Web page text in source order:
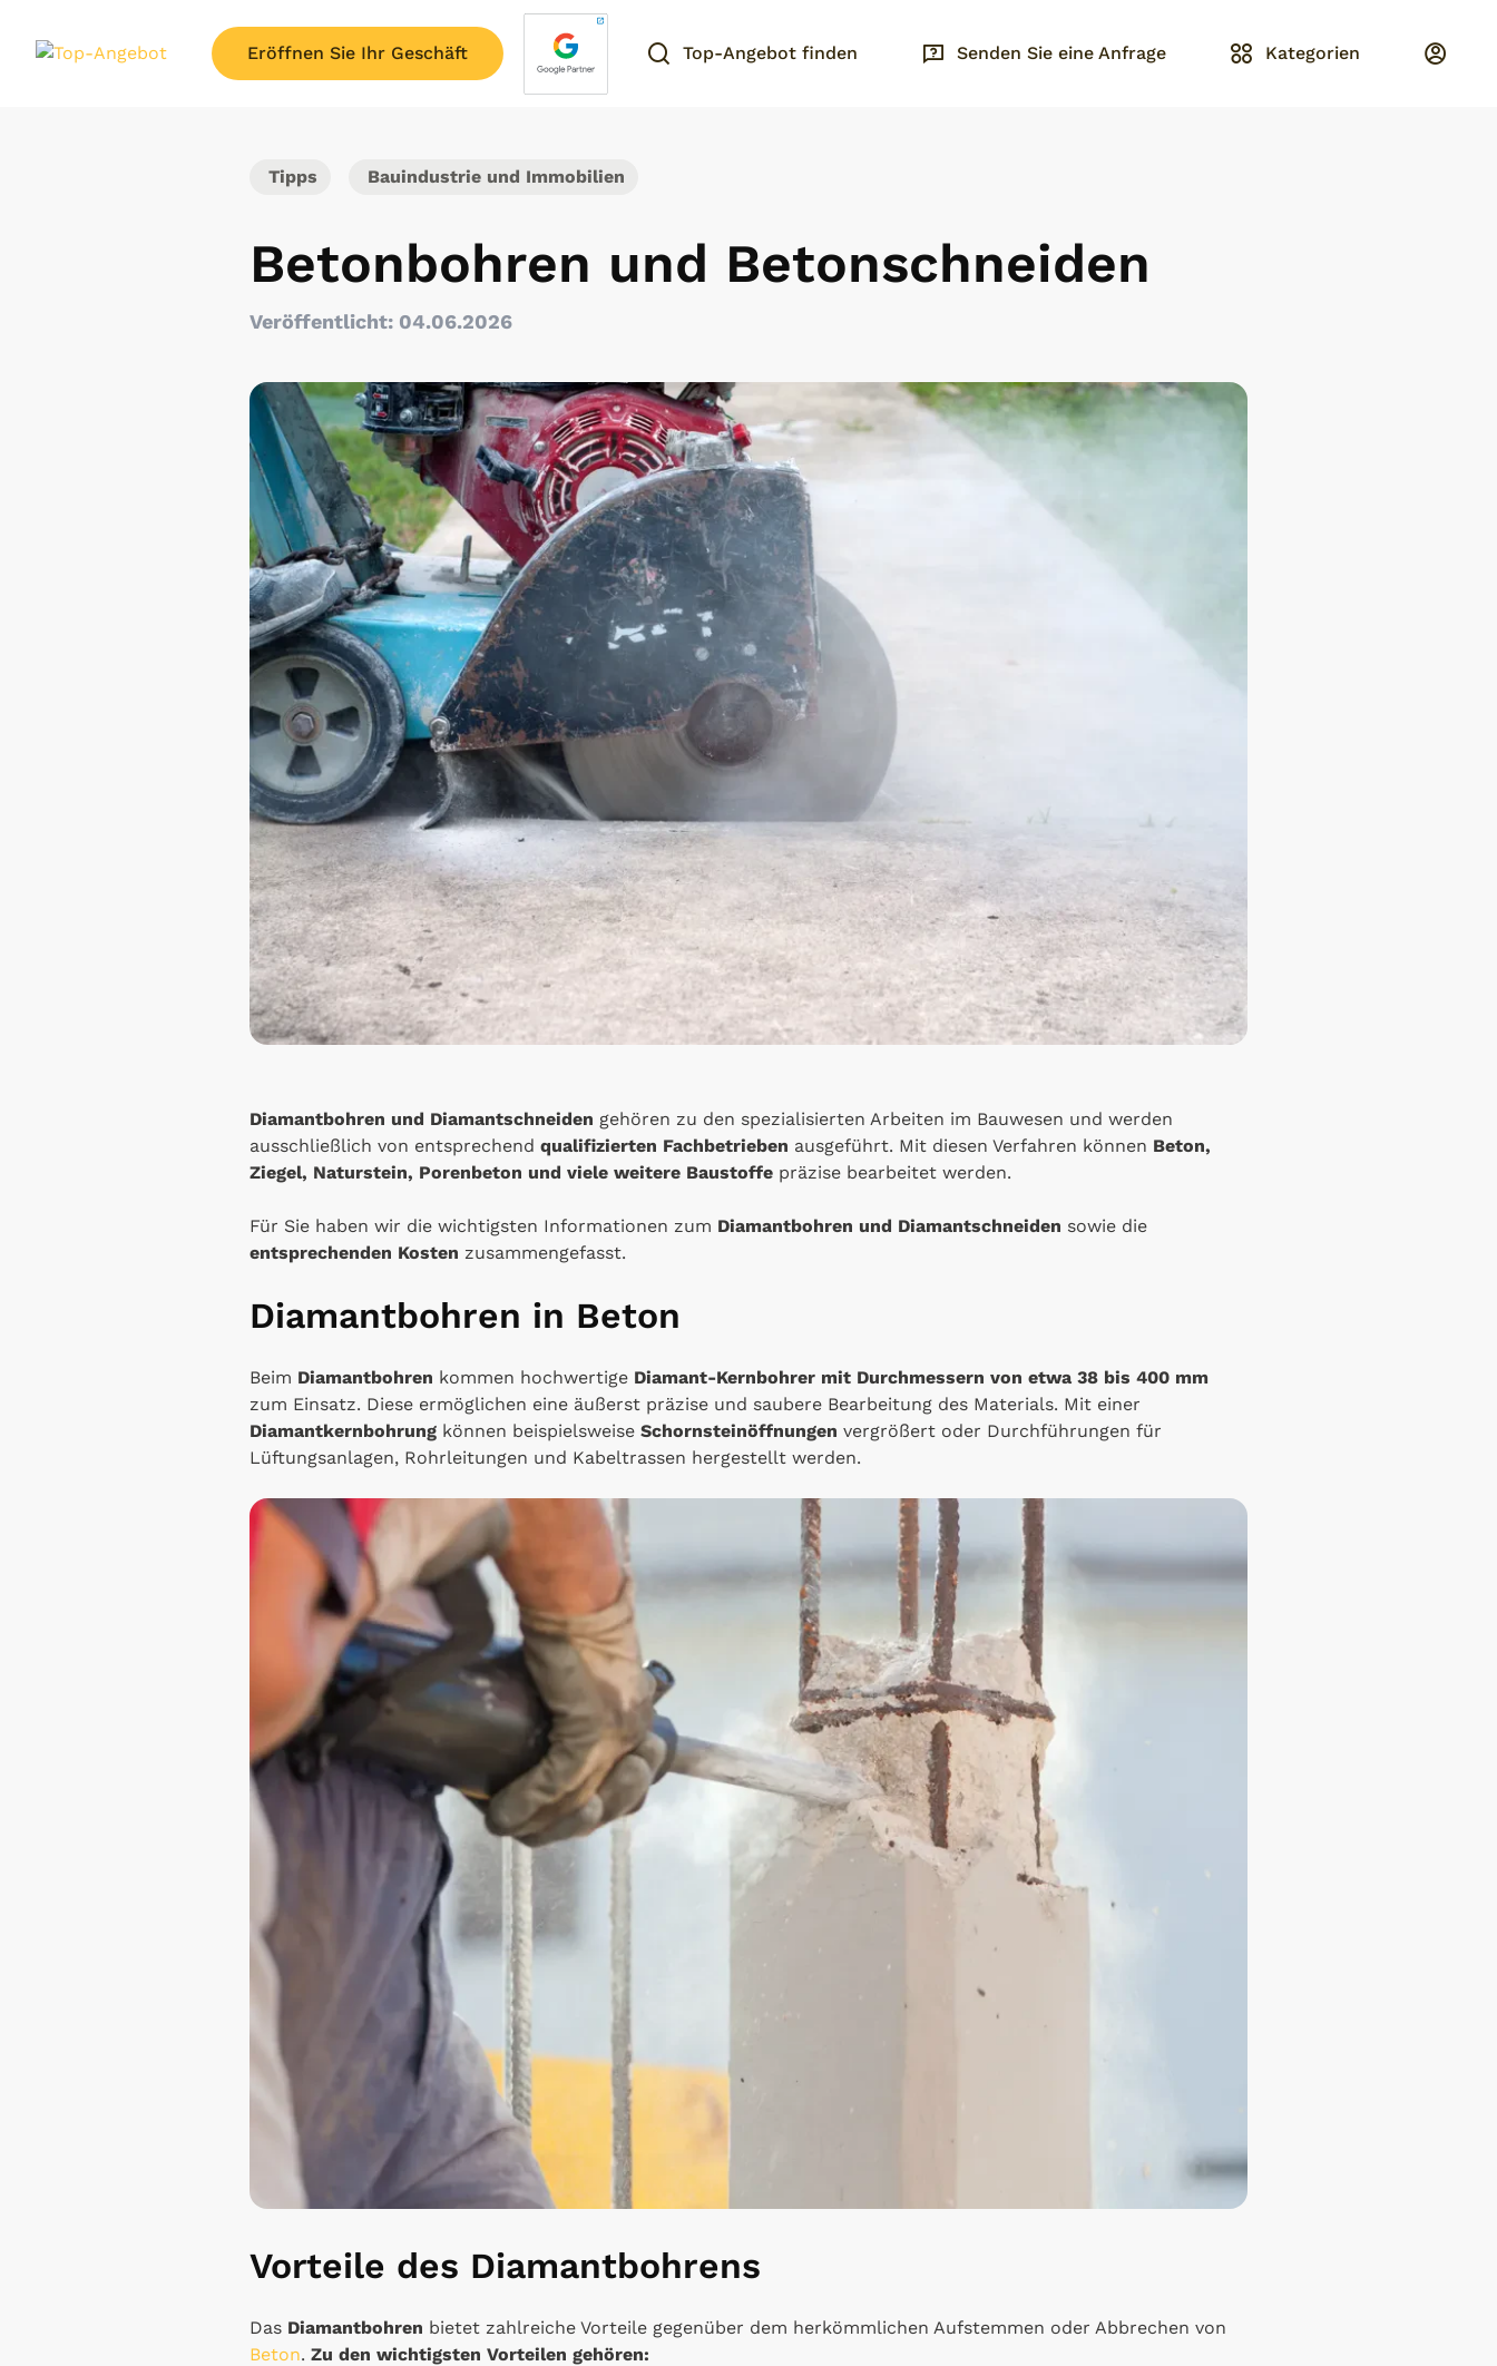
Eröffnen Sie Ihr Geschäft Top-Angebot finden Senden Sie eine Anfrage Kategorien
Tipps Bauindustrie und Immobilien
Betonbohren und Betonschneiden
Veröffentlicht: 04.06.2026
Diamantbohren und Diamantschneiden gehören zu den spezialisierten Arbeiten im Bauwesen und werden
ausschließlich von entsprechend qualifizierten Fachbetrieben ausgeführt. Mit diesen Verfahren können Beton,
Ziegel, Naturstein, Porenbeton und viele weitere Baustoffe präzise bearbeitet werden.
Für Sie haben wir die wichtigsten Informationen zum Diamantbohren und Diamantschneiden sowie die
entsprechenden Kosten zusammengefasst.
Diamantbohren in Beton
Beim Diamantbohren kommen hochwertige Diamant-Kernbohrer mit Durchmessern von etwa 38 bis 400 mm
zum Einsatz. Diese ermöglichen eine äußerst präzise und saubere Bearbeitung des Materials. Mit einer
Diamantkernbohrung können beispielsweise Schornsteinöffnungen vergrößert oder Durchführungen für
Lüftungsanlagen, Rohrleitungen und Kabeltrassen hergestellt werden.
Vorteile des Diamantbohrens
Das Diamantbohren bietet zahlreiche Vorteile gegenüber dem herkömmlichen Aufstemmen oder Abbrechen von
Beton. Zu den wichtigsten Vorteilen gehören: